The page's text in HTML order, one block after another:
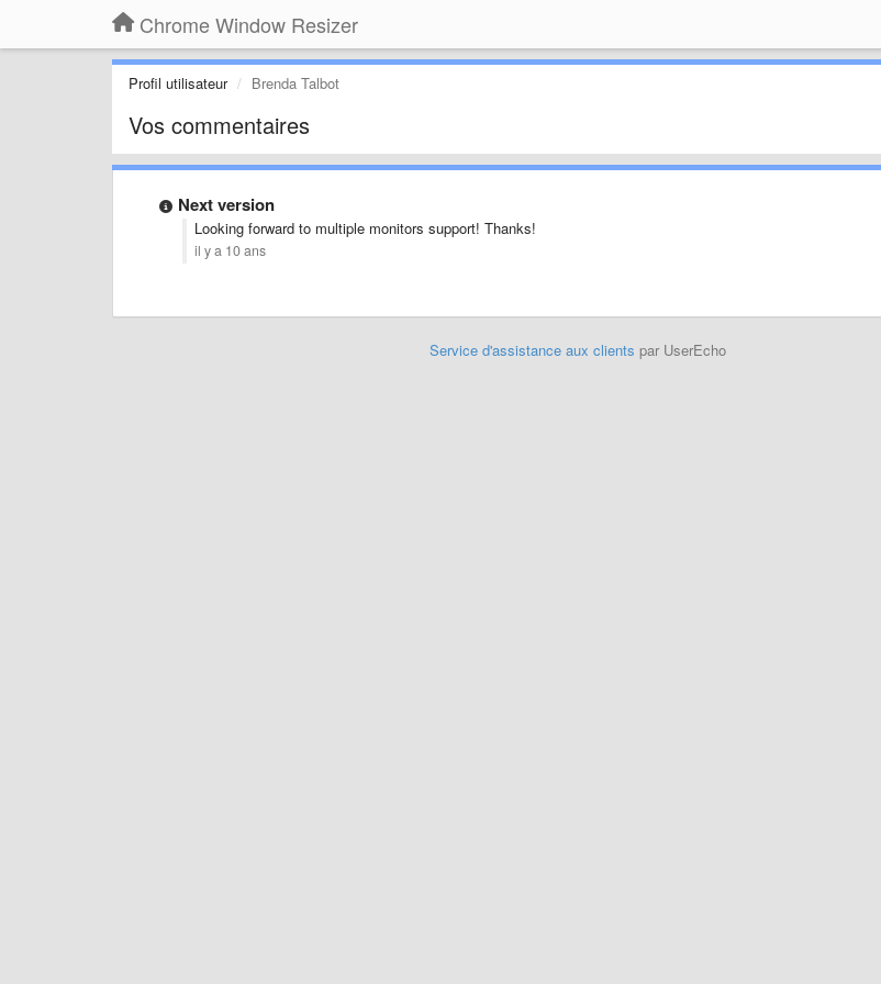
Chrome Window Resizer
Profil utilisateur Brenda Talbot
Vos commentaires
Next version
Looking forward to multiple monitors support! Thanks!
il y a 10 ans
Service d'assistance aux clients par UserEcho